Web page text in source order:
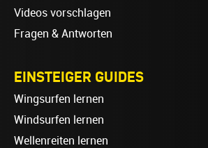
Videos vorschlagen
Fragen & Antworten
EINSTEIGER GUIDES
Wingsurfen lernen
Windsurfen lernen
Wellenreiten lernen